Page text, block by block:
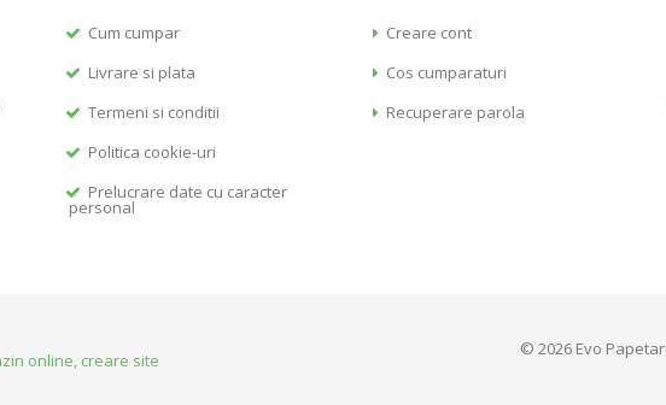
Cum cumpar
Livrare si plata
Termeni si conditii
Politica cookie-uri
Prelucrare date cu caracter
personal
Creare cont
Cos cumparaturi
Recuperare parola
© 2026 Evo